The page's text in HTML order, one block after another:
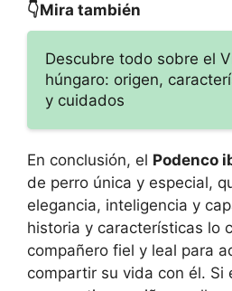
👇Mira también
Descubre todo sobre el
húngaro: origen,
y cuidados
En conclusión, el Podenco
de perro única y especial,
elegancia, inteligencia y
historia y características lo
compañero fiel y leal para
compartir su vida con él. Si